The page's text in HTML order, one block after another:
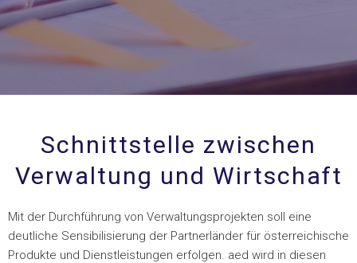
Schnittstelle zwischen
Verwaltung und Wirtschaft
Mit der Durchführung von Verwaltungsprojekten soll eine
deutliche Sensibilisierung der Partnerländer für österreichische
Produkte und Dienstleistungen erfolgen. aed wird in diesen